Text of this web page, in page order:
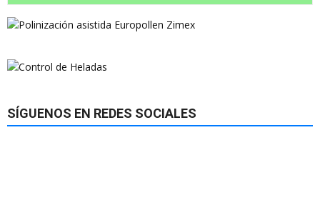
SÍGUENOS EN REDES SOCIALES